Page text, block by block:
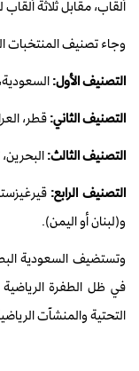
ألقاب، مقابل ثلاثة
وجاء تصنيف المنتخبات
التصنيف الأول:السعودية،
التصنيف الثاني:قطر،
التصنيف الثالث:
التصنيف الرابع:
و(لبنان أو اليمن).
في ظل الطفرة الرياضية
التحتية والمنشآت